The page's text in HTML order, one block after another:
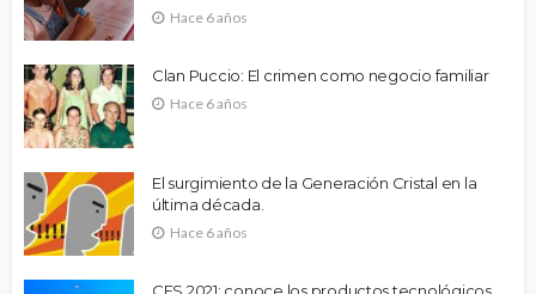
Hace 6 años
Clan Puccio: El crimen como negocio familiar
Hace 6 años
El surgimiento de la Generación Cristal en la
última década.
Hace 6 años